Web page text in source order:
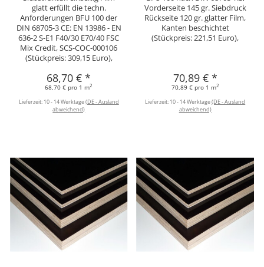
glatt erfüllt die techn.
Anforderungen BFU 100 der
DIN 68705-3 CE: EN 13986 - EN
636-2 S-E1 F40/30 E70/40 FSC
Mix Credit, SCS-COC-000106
(Stückpreis: 309,15 Euro),
68,70 €*
68,70 € pro 1 m2
Lieferzeit: 10 - 14 Werktage(DE - Ausland
abweichend)
Vorderseite 145 gr. Siebdruck
Rückseite 120 gr. glatter Film,
Kanten beschichtet
(Stückpreis: 221,51 Euro),
70,89 € *
70,89 € pro 1 m2
Lieferzeit: 10 - 14 Werktage(DE - Ausland
abweichend)